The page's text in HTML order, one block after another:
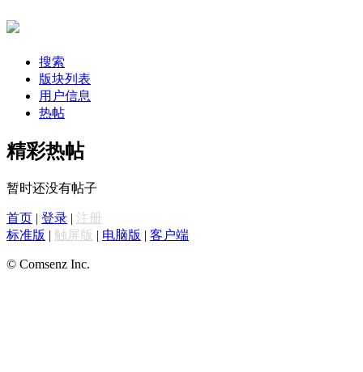
搜索
版块列表
用户信息
热帖
精彩热帖
暂时还没有帖子
首页 | 登录 | 注册
标准版 | 触屏版 | 电脑版 | 客户端
© Comsenz Inc.